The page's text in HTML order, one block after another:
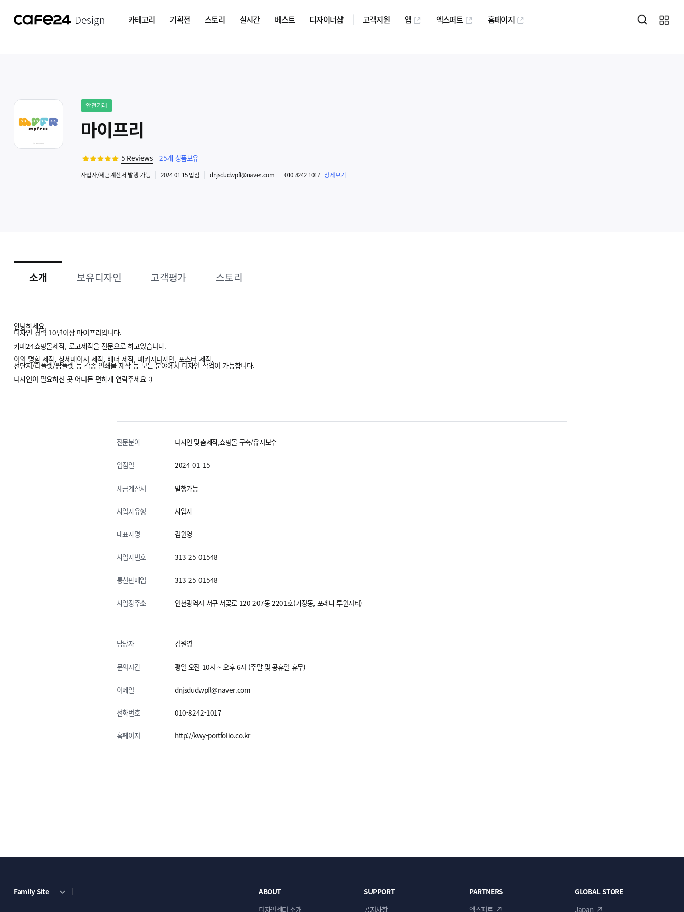
Design 카테고리 기획전 스토리 실시간 베스트 디자이너샵 고객지원 앱 엑스퍼트 홈페이지
안전거래
마이프리
5 Reviews 25개 상품보유
사업자/세금계산서 발행 가능 2024-01-15입점 dnjsdudwpfl@naver.com 010-8242-1017 상세보기
소개 보유디자인 고객평가 스토리
안녕하세요.
디자인 경력 10년이상 마이프리입니다.
카페24쇼핑몰제작, 로고제작을 전문으로 하고있습니다.
이외 명함 제작, 상세페이지 제작, 배너 제작, 패키지디자인, 포스터 제작,
전단지/리플렛/팜플렛 등 각종 인쇄물 제작 등 모든 분야에서 디자인 작업이 가능합니다.
디자인이 필요하신 곳 어디든 편하게 연락주세요 :)
전문분야 디자인 맞춤제작,쇼핑몰 구축/유지보수
입점일 2024-01-15
세금계산서 발행가능
사업자유형 사업자
대표자명 김원영
사업자번호 313-25-01548
통신판매업 313-25-01548
사업장주소 인천광역시 서구 서곶로 120 207동 2201호(가정동, 포레나 루원시티)
담당자 김원영
문의시간 평일 오전 10시 ~ 오후 6시 (주말 및 공휴일 휴무)
이메일 dnjsdudwpfl@naver.com
전화번호 010-8242-1017
홈페이지 http://kwy-portfolio.co.kr
Family Site
ABOUT
디자인센터 소개
SUPPORT
공지사항
PARTNERS
엑스퍼트
GLOBAL STORE
Japan